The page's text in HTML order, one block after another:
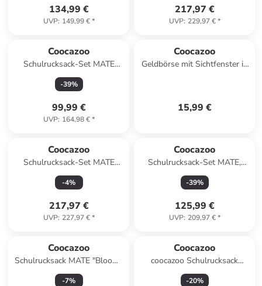
134,99 €
UVP: 149,99 €*
217,97 €
UVP: 229,97 €*
Coocazoo
Schulrucksack-Set MATE
Bubble Dreams in blau 2-teilig
-39%
99,99 €
UVP: 164,98 €*
Coocazoo
Geldbörse mit Sichtfenster in
15,99 €
Coocazoo
Schulrucksack-Set MATE
"Reflective Wings" 3-tlg. in
Lila
-4%
217,97 €
UVP: 227,97 €*
Coocazoo
Schulrucksack-Set MATE,
Mäppchen Sporttasche in
Happy Raindrops
-39%
125,99 €
UVP: 209,97 €*
Coocazoo
Schulrucksack MATE "Bloomy
Daisy" in Blau
-7%
Coocazoo
coocazoo Schulrucksack
MATE, Floral Artnight
-20%